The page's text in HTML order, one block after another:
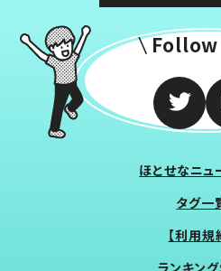
ほとせなニュ
タグ一
【利用規